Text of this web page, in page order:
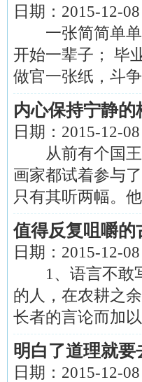
日期： 2015-12-
一张简简单单
开始一辈子； 毕
做官一张纸，斗争
内心保持宁静的
日期： 2015-12-
从前有个国王
画家都试着参与
只有其听两幅。
值得反复咀嚼的
日期： 2015-12-
1、语言不敢写
的人，在农耕之
长者的言论而加
明白了道理就要
日期： 2015-12-